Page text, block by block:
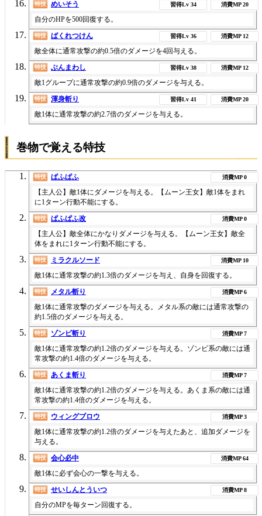
特技 めいそう 34 20
自分のHPを500回復する。
特技 ばくれつけん 36 12
敵全体に通常攻撃の約0.5倍のダメージを4回与える。
特技 ぶんまわし 38 12
敵1グループに通常攻撃の約0.9倍のダメージを与える。
特技 渾身斬り 41 20
敵1体に通常攻撃の約2.7倍のダメージを与える。
巻物で覚える特技
特技 ぱふぱふ 0
【主人公】敵1体にダメージを与える。【ムーン王女】敵1体をまれ
に1ターン行動不能にする。
特技 ぱふぱふ改 0
【主人公】敵全体にかなりダメージを与える。【ムーン王女】敵全
体をまれに1ターン行動不能にする。
特技 ミラクルソード 10
敵1体に通常攻撃の約1.3倍のダメージを与え、自身を回復する。
特技 メタル斬り 6
敵1体に通常攻撃のダメージを与える。メタル系の敵には通常攻撃の
約1.5倍のダメージを与える。
特技 ゾンビ斬り 7
敵1体に通常攻撃の約1.2倍のダメージを与える。ゾンビ系の敵には通
常攻撃の約1.4倍のダメージを与える。
特技 あくま斬り 7
敵1体に通常攻撃の約1.2倍のダメージを与える。あくま系の敵には通
常攻撃の約1.4倍のダメージを与える。
特技 ウィングブロウ 3
敵1体に通常攻撃の約1.2倍のダメージを与えたあと、追加ダメージを
与える。
特技 会心必中 64
敵1体に必ず会心の一撃を与える。
特技 せいしんとういつ 8
自分のMPを毎ターン回復する。